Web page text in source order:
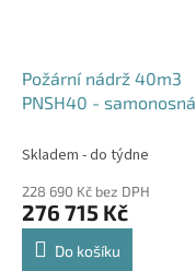
Požární nádrž 40m3
PNSH40 - samonosná
Skladem - do týdne
228 690 Kč bez DPH
276 715 Kč
Do košíku